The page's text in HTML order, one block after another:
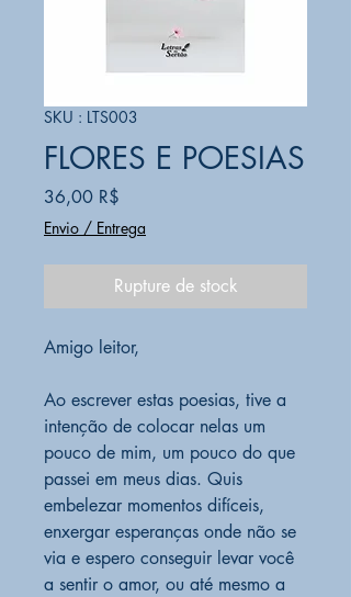
SKU : LTS003
FLORES E POESIAS
36,00 R$
Envio / Entrega
Rupture de stock
Amigo leitor,
Ao escrever estas poesias, tive a
intenção de colocar nelas um
pouco de mim, um pouco do que
passei em meus dias. Quis
embelezar momentos difíceis,
enxergar esperanças onde não se
via e espero conseguir levar você
a sentir o amor, ou até mesmo a